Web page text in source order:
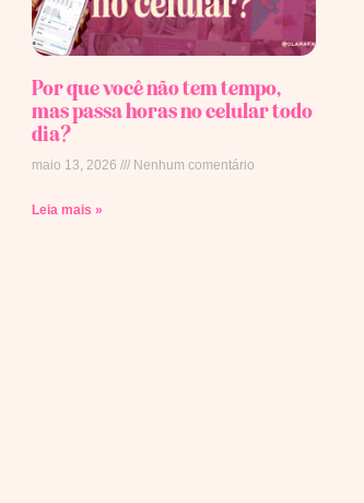
Por que você não tem tempo,
mas passa horas no celular todo
dia?
maio 13, 2026 Nenhum comentário
Leia mais »